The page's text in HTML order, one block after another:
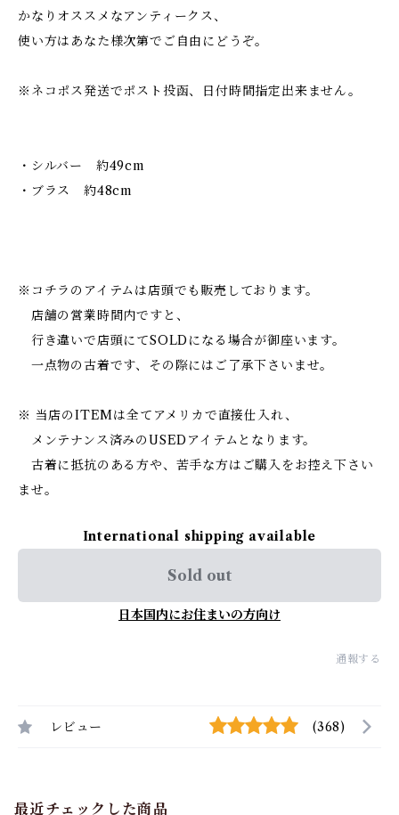
かなりオススメなアンティークス、
使い方はあなた様次第でご自由にどうぞ。
※ネコポス発送でポスト投函、日付時間指定出来ません。
・シルバー 約49cm
・ブラス 約48cm
※コチラのアイテムは店頭でも販売しております。
店舗の営業時間内ですと、
行き違いで店頭にてSOLDになる場合が御座います。
一点物の古着です、その際にはご了承下さいませ。
※ 当店のITEMは全てアメリカで直接仕入れ、
メンテナンス済みのUSEDアイテムとなります。
古着に抵抗のある方や、苦手な方はご購入をお控え下さい
ませ。
International shipping available
Sold out
日本国内にお住まいの方向け
通報する
レビュー (368)
最近チェックした商品